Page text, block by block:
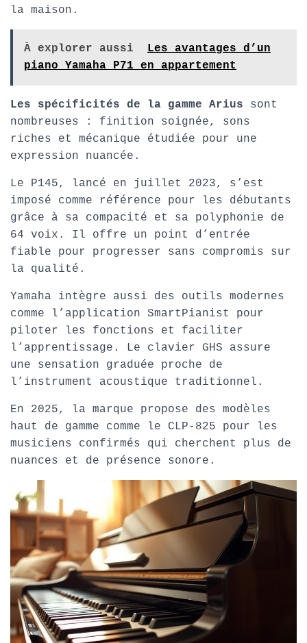
la maison.
À explorer aussi
Les avantages d’un
piano Yamaha P71 en appartement
Les spécificités de la gamme Arius sont
nombreuses : finition soignée, sons
riches et mécanique étudiée pour une
expression nuancée.
Le P145, lancé en juillet 2023, s’est
imposé comme référence pour les débutants
grâce à sa compacité et sa polyphonie de
64 voix. Il offre un point d’entrée
fiable pour progresser sans compromis sur
la qualité.
Yamaha intègre aussi des outils modernes
comme l’application SmartPianist pour
piloter les fonctions et faciliter
l’apprentissage. Le clavier GHS assure
une sensation graduée proche de
l’instrument acoustique traditionnel.
En 2025, la marque propose des modèles
haut de gamme comme le CLP-825 pour les
musiciens confirmés qui cherchent plus de
nuances et de présence sonore.